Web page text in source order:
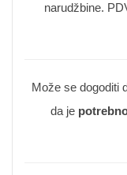
narudžbine.
Može se dogoditi
da je